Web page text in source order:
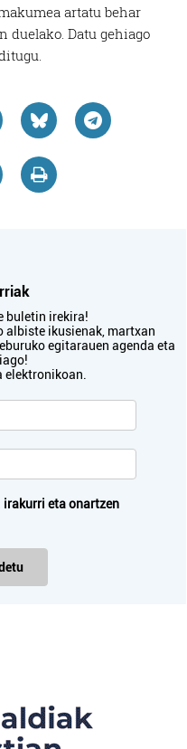
artatu behar
duelako. Datu gehiago
buletin irekira!
albiste ikusienak, martxan
egitarauen agenda eta
elektronikoan.
irakurri eta onartzen